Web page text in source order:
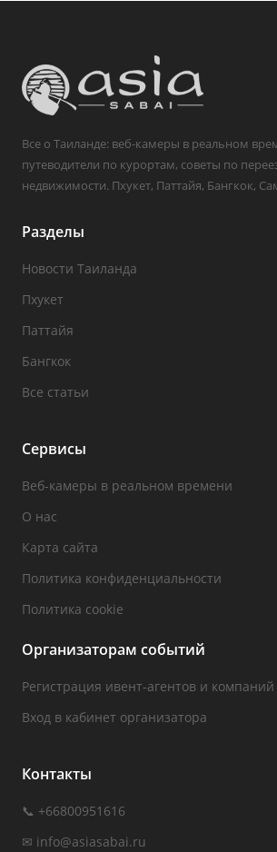
Все о Таиланде: веб-камеры в реальном
путеводители по курортам, советы по
недвижимости. Пхукет, Паттайя, Бангкок,
Разделы
Новости Таиланда
Пхукет
Паттайя
Бангкок
Все статьи
Сервисы
Веб-камеры в реальном времени
О нас
Карта сайта
Политика конфиденциальности
Политика cookie
Организаторам событий
Регистрация ивент-агентов и компаний
Вход в кабинет организатора
Контакты
📞 +66800951616
✉ info@asiasabai.ru